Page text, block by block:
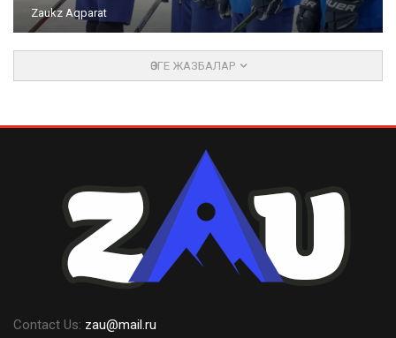
Zaukz Aqparat
ӨЗГЕ ЖАЗБАЛАР
Contact Us: zau@mail.ru